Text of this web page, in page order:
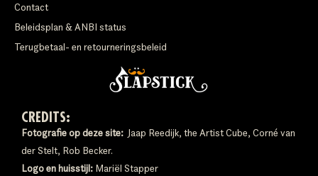
Contact
Beleidsplan & ANBI status
Terugbetaal- en retourneringsbeleid
CREDITS:
Fotografie op deze site: Jaap Reedijk, the Artist Cube, Corné van
der Stelt, Rob Becker.
Logo en huisstijl: Mariël Stapper